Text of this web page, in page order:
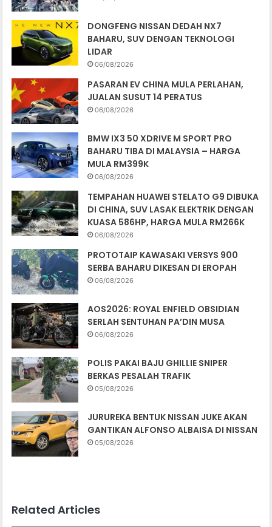
DONGFENG NISSAN DEDAH NX7
BAHARU, SUV DENGAN TEKNOLOGI
LIDAR
06/08/2026
PASARAN EV CHINA MULA PERLAHAN,
JUALAN SUSUT 14 PERATUS
06/08/2026
BMW IX3 50 XDRIVE M SPORT PRO
BAHARU TIBA DI MALAYSIA – HARGA
MULA RM399K
06/08/2026
TEMPAHAN HUAWEI STELATO G9 DIBUKA
DI CHINA, SUV LASAK ELEKTRIK DENGAN
KUASA 586HP, HARGA MULA RM266K
06/08/2026
PROTOTAIP KAWASAKI VERSYS 900
SERBA BAHARU DIKESAN DI EROPAH
06/08/2026
AOS2026: ROYAL ENFIELD OBSIDIAN
SERLAH SENTUHAN PA’DIN MUSA
06/08/2026
POLIS PAKAI BAJU GHILLIE SNIPER
BERKAS PESALAH TRAFIK
05/08/2026
JURUREKA BENTUK NISSAN JUKE AKAN
GANTIKAN ALFONSO ALBAISA DI NISSAN
05/08/2026
Related Articles